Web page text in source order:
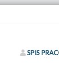
SPIS